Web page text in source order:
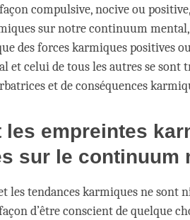
compulsive, nocive ou
sur notre continuum
des forces karmiques positives
celui de tous les autres se sont
et de conséquences
les empreintes
sur le continuum
les tendances karmiques ne sont
d’être conscient de quelque